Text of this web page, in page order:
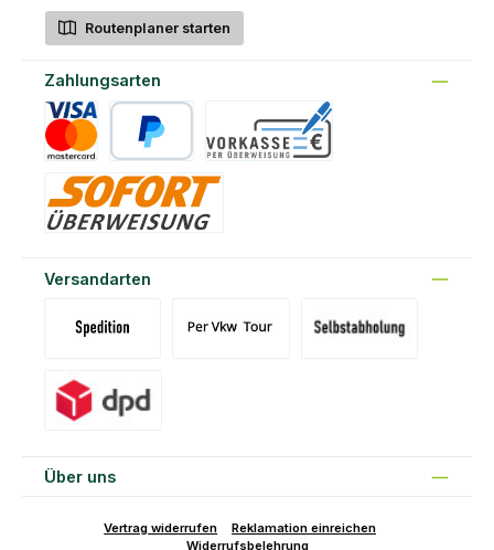
Routenplaner starten
Zahlungsarten
Versandarten
Über uns
Vertrag widerrufen
Reklamation einreichen
Widerrufsbelehrung